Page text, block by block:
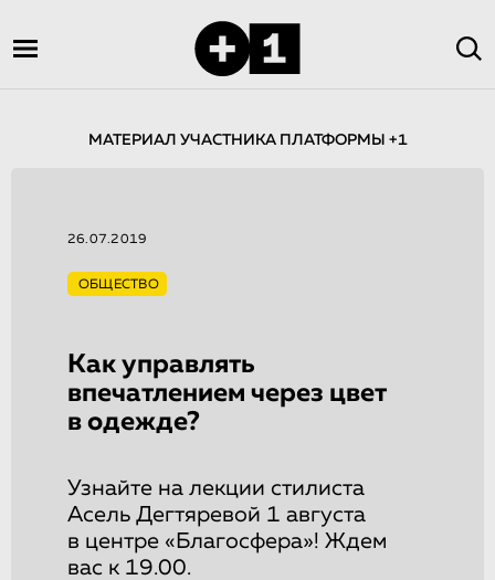
МАТЕРИАЛ УЧАСТНИКА ПЛАТФОРМЫ +1
26.07.2019
ОБЩЕСТВО
Как управлять
впечатлением через цвет
в одежде?
Узнайте на лекции стилиста
Асель Дегтяревой 1 августа
в центре «Благосфера»! Ждем
вас к 19.00.